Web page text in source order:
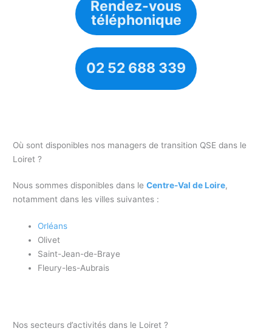
Rendez-vous
téléphonique
02 52 688 339
Où sont disponibles nos managers de transition QSE dans le
Loiret ?
Nous sommes disponibles dans leCentre-Val de Loire,
notamment dans les villes suivantes :
Orléans
Olivet
Saint-Jean-de-Braye
Fleury-les-Aubrais
Nos secteurs d’activités dans le Loiret ?